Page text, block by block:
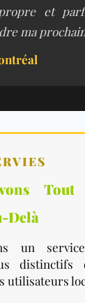
et
ma
Delà
un
distinctifs
utilisateurs